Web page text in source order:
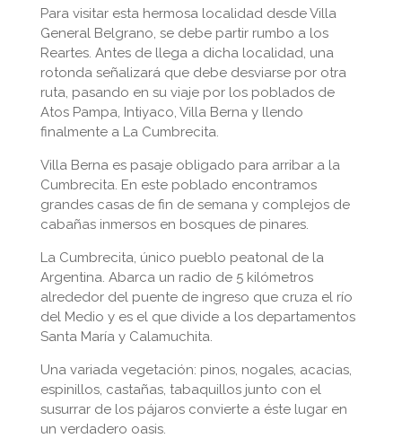
Para visitar esta hermosa localidad desde Villa
General Belgrano, se debe partir rumbo a los
Reartes. Antes de llega a dicha localidad, una
rotonda señalizará que debe desviarse por otra
ruta, pasando en su viaje por los poblados de
Atos Pampa, Intiyaco, Villa Berna y llendo
finalmente a La Cumbrecita.
Villa Berna es pasaje obligado para arribar a la
Cumbrecita. En este poblado encontramos
grandes casas de fin de semana y complejos de
cabañas inmersos en bosques de pinares.
La Cumbrecita, único pueblo peatonal de la
Argentina. Abarca un radio de 5 kilómetros
alrededor del puente de ingreso que cruza el río
del Medio y es el que divide a los departamentos
Santa María y Calamuchita.
Una variada vegetación: pinos, nogales, acacias,
espinillos, castañas, tabaquillos junto con el
susurrar de los pájaros convierte a éste lugar en
un verdadero oasis.